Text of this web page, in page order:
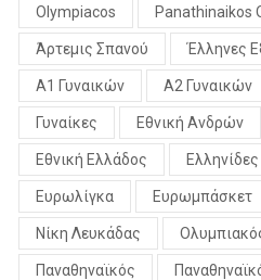
Olympiacos Panathinaikos
Άρτεμις Σπανού Έλληνες
Α1 Γυναικών Α2 Γυναικών
Γυναίκες Εθνική Ανδρών
Εθνική Ελλάδος
Ευρωλίγκα Ευρωμπάσκετ
Νίκη Λευκάδας
Παναθηναϊκός